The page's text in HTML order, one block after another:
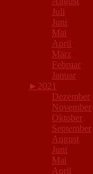
Juli
Juni
Mai
April
März
Februar
Januar
► 2021
Dezember
November
Oktober
September
August
Juni
Mai
April